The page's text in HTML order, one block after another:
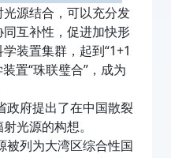
源结合，可以充分发
互补性，促进加快形
装置集群，起到“1+1
置“珠联璧合”，成为
政府提出了在中国散裂
光源的构想。
被列为大湾区综合性国